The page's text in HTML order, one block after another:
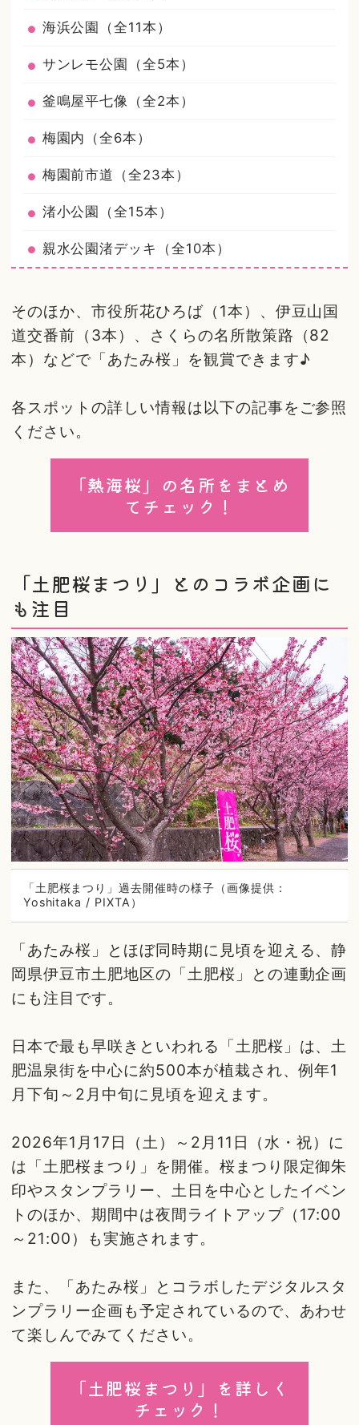
海浜公園（全11本）
サンレモ公園（全5本）
釜鳴屋平七像（全2本）
梅園内（全6本）
梅園前市道（全23本）
渚小公園（全15本）
親水公園渚デッキ（全10本）
そのほか、市役所花ひろば（1本）、伊豆山国
道交番前（3本）、さくらの名所散策路（82
本）などで「あたみ桜」を観賞できます♪
各スポットの詳しい情報は以下の記事をご参照
ください。
「熱海桜」の名所をまとめ
てチェック！
「土肥桜まつり」とのコラボ企画に
も注目
「土肥桜まつり」過去開催時の様子（画像提供：
Yoshitaka / PIXTA）
「あたみ桜」とほぼ同時期に見頃を迎える、静
岡県伊豆市土肥地区の「土肥桜」との連動企画
にも注目です。
日本で最も早咲きといわれる「土肥桜」は、土
肥温泉街を中心に約500本が植栽され、例年1
月下旬～2月中旬に見頃を迎えます。
2026年1月17日（土）～2月11日（水・祝）に
は「土肥桜まつり」を開催。桜まつり限定御朱
印やスタンプラリー、土日を中心としたイベン
トのほか、期間中は夜間ライトアップ（17:00
～21:00）も実施されます。
また、「あたみ桜」とコラボしたデジタルスタ
ンプラリー企画も予定されているので、あわせ
て楽しんでみてください。
「土肥桜まつり」を詳しく
チェック！